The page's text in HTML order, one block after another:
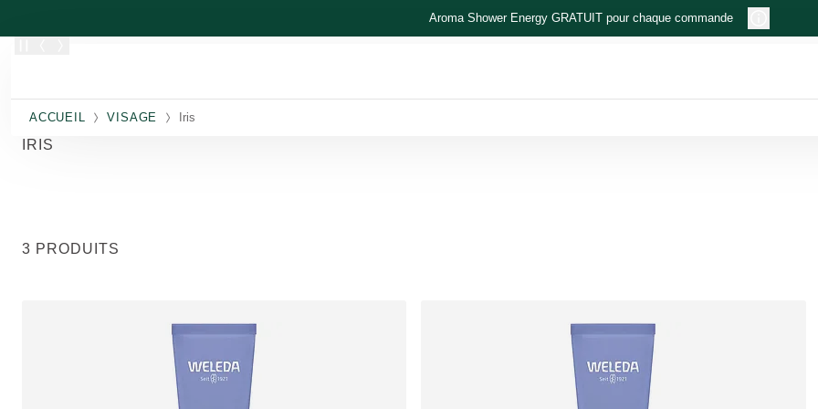
Aroma Shower Energy GRATUIT pour chaque commande
ACCUEIL VISAGE Iris
IRIS
3 PRODUITS